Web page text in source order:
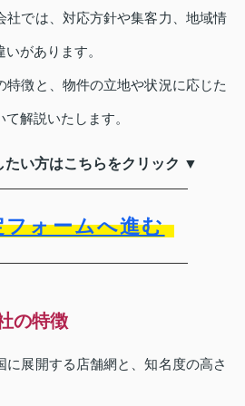
社では、対応方針や集客力、地域情
があります。
特徴と、物件の立地や状況に応じた
解説いたします。
い方はこちらをクリック ▼
フォームへ進む
の特徴
に展開する店舗網と、知名度の高さ